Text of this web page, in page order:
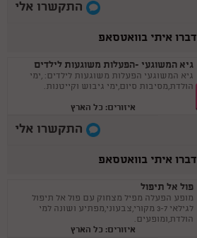
התקשרו אלי
דברו איתי בוואטסאפ
גיא המשוגעי -הפעלות משוגעות לילדים
גיא המשוגעי הפעלות משוגעות לילדים: ,ימי
הולדת,מסיבות סיום,ימי גיבוש וקייטנות.
איזורים: כל הארץ
התקשרו אלי
דברו איתי בוואטסאפ
פול אל תיפול
מופע הפעלה מפיל מצחוק עם פול אל תיפול
לגילאי 3-7 מקורי,צבעוני,מפתיע ושונה למי
הולדת,ומופעים.
איזורים: כל הארץ